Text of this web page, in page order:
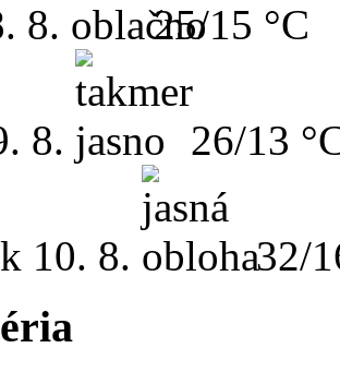
8. 25/15 °C
8. 26/13
10. 8. 32/